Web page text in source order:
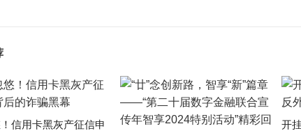
信用卡黑灰产征信申
开